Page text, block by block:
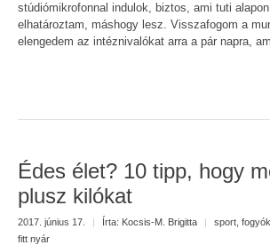
stúdiómikrofonnal indulok, biztos, ami tuti
elhatároztam, máshogy lesz. Visszafogom a
elengedem az intéznivalókat arra a pár napra,
Édes élet? 10 tipp, hogy
plusz kilókat
2017. június 17. | Írta: Kocsis-M. Brigitta | sport
fitt nyár